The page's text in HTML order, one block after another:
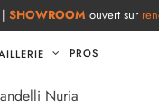
SHOWROOM ouvert sur
PROS
Nuria